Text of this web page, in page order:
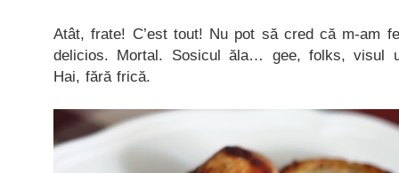
Atât, frate! C’est tout! Nu pot să cred că m-am
delicios. Mortal. Sosicul ăla… gee, folks, visul
Hai, fără frică.